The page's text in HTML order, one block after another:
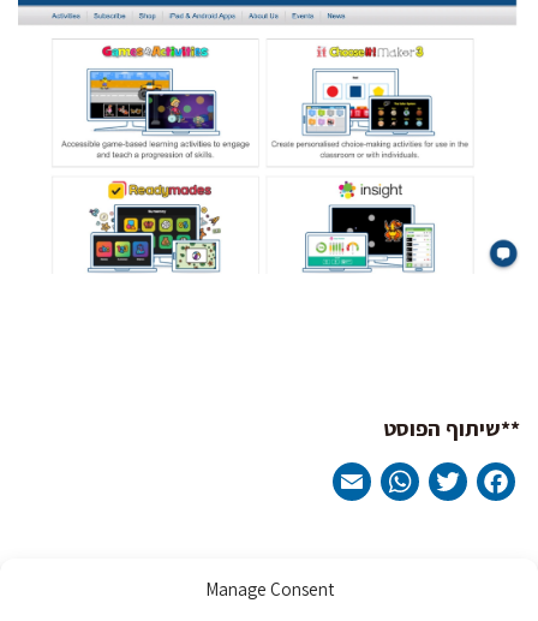
Manage Consent
**שיתוף הפוסט
Facebook
Twitter
WhatsApp
***לפוסט הקודם*** ***לפוסט הבא***